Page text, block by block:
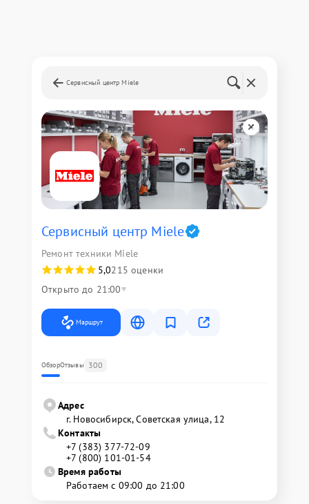
Сервисный центр Miele
Сервисный центр Miele
Ремонт техники Miele
5,0215 оценки
Открыто до 21:00
Маршрут
ОбзорОтзывы 300
Адрес
г. Новосибирск, Советская улица, 12
Контакты
+7 (383) 377-72-09
+7 (800) 101-01-54
Время работы
Работаем с 09:00 до 21:00